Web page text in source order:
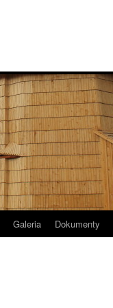
Galeria Dokumenty